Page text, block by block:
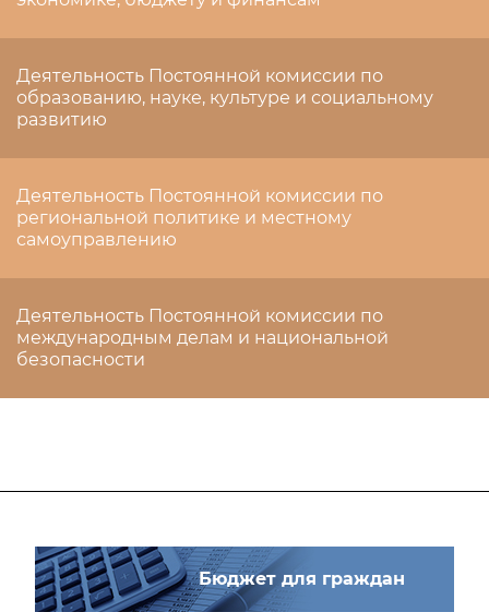
Деятельность Постоянной комиссии по
образованию, науке, культуре и социальному
развитию
Деятельность Постоянной комиссии по
региональной политике и местному
самоуправлению
Деятельность Постоянной комиссии по
международным делам и национальной
безопасности
Бюджет для граждан